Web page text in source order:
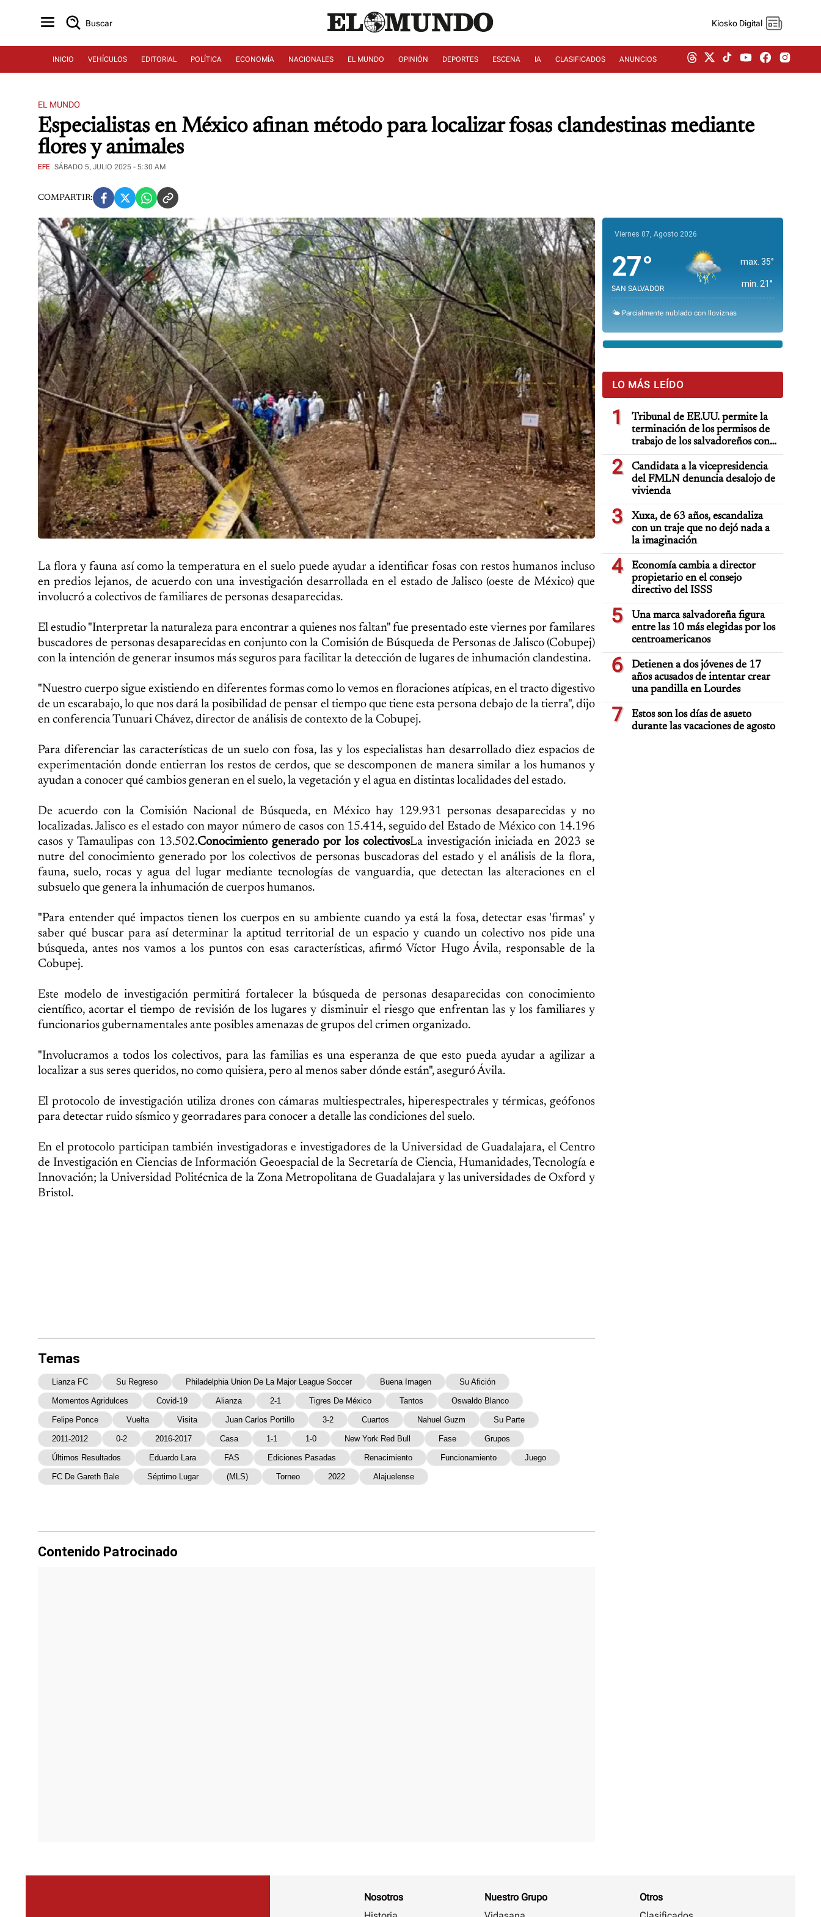
Buscar Kiosko Digital
INICIO VEHÍCULOS EDITORIAL POLÍTICA ECONOMÍA NACIONALES EL MUNDO OPINIÓN DEPORTES ESCENA IA CLASIFICADOS ANUNCIOS
EL MUNDO
Especialistas en México afinan método para localizar fosas clandestinas mediante
flores y animales
EFE SÁBADO 5, JULIO 2025 - 5:30 AM
COMPARTIR:
La flora y fauna así como la temperatura en el suelo puede ayudar a identificar fosas con restos humanos incluso
en predios lejanos, de acuerdo con una investigación desarrollada en el estado de Jalisco (oeste de México) que
involucró a colectivos de familiares de personas desaparecidas.
El estudio "Interpretar la naturaleza para encontrar a quienes nos faltan" fue presentado este viernes por familares
buscadores de personas desaparecidas en conjunto con la Comisión de Búsqueda de Personas de Jalisco (Cobupej)
con la intención de generar insumos más seguros para facilitar la detección de lugares de inhumación clandestina.
"Nuestro cuerpo sigue existiendo en diferentes formas como lo vemos en floraciones atípicas, en el tracto digestivo
de un escarabajo, lo que nos dará la posibilidad de pensar el tiempo que tiene esta persona debajo de la tierra", dijo
en conferencia Tunuari Chávez, director de análisis de contexto de la Cobupej.
Para diferenciar las características de un suelo con fosa, las y los especialistas han desarrollado diez espacios de
experimentación donde entierran los restos de cerdos, que se descomponen de manera similar a los humanos y
ayudan a conocer qué cambios generan en el suelo, la vegetación y el agua en distintas localidades del estado.
De acuerdo con la Comisión Nacional de Búsqueda, en México hay 129.931 personas desaparecidas y no
localizadas. Jalisco es el estado con mayor número de casos con 15.414, seguido del Estado de México con 14.196
casos y Tamaulipas con 13.502.Conocimiento generado por los colectivosLa investigación iniciada en 2023 se
nutre del conocimiento generado por los colectivos de personas buscadoras del estado y el análisis de la flora,
fauna, suelo, rocas y agua del lugar mediante tecnologías de vanguardia, que detectan las alteraciones en el
subsuelo que genera la inhumación de cuerpos humanos.
"Para entender qué impactos tienen los cuerpos en su ambiente cuando ya está la fosa, detectar esas 'firmas' y
saber qué buscar para así determinar la aptitud territorial de un espacio y cuando un colectivo nos pide una
búsqueda, antes nos vamos a los puntos con esas características, afirmó Víctor Hugo Ávila, responsable de la
Cobupej.
Este modelo de investigación permitirá fortalecer la búsqueda de personas desaparecidas con conocimiento
científico, acortar el tiempo de revisión de los lugares y disminuir el riesgo que enfrentan las y los familiares y
funcionarios gubernamentales ante posibles amenazas de grupos del crimen organizado.
"Involucramos a todos los colectivos, para las familias es una esperanza de que esto pueda ayudar a agilizar a
localizar a sus seres queridos, no como quisiera, pero al menos saber dónde están", aseguró Ávila.
El protocolo de investigación utiliza drones con cámaras multiespectrales, hiperespectrales y térmicas, geófonos
para detectar ruido sísmico y georradares para conocer a detalle las condiciones del suelo.
En el protocolo participan también investigadoras e investigadores de la Universidad de Guadalajara, el Centro
de Investigación en Ciencias de Información Geoespacial de la Secretaría de Ciencia, Humanidades, Tecnología e
Innovación; la Universidad Politécnica de la Zona Metropolitana de Guadalajara y las universidades de Oxford y
Bristol.
Temas
Lianza FC Su Regreso Philadelphia Union De La Major League Soccer Buena Imagen Su Afición
Momentos Agridulces Covid-19 Alianza 2-1 Tigres De México Tantos Oswaldo Blanco
Felipe Ponce Vuelta Visita Juan Carlos Portillo 3-2 Cuartos Nahuel Guzm Su Parte
2011-2012 0-2 2016-2017 Casa 1-1 1-0 New York Red Bull Fase Grupos
Últimos Resultados Eduardo Lara FAS Ediciones Pasadas Renacimiento Funcionamiento Juego
FC De Gareth Bale Séptimo Lugar (MLS) Torneo 2022 Alajuelense
Contenido Patrocinado
Viernes 07, Agosto 2026
27°
SAN SALVADOR
max. 35°
min. 21°
🌤️ Parcialmente nublado con lloviznas
LO MÁS LEÍDO
1
Tribunal de EE.UU. permite la
terminación de los permisos de
trabajo de los salvadoreños con
TPS
2
Candidata a la vicepresidencia
del FMLN denuncia desalojo de
vivienda
3
Xuxa, de 63 años, escandaliza
con un traje que no dejó nada a
la imaginación
4
Economía cambia a director
propietario en el consejo
directivo del ISSS
5
Una marca salvadoreña figura
entre las 10 más elegidas por los
centroamericanos
6
Detienen a dos jóvenes de 17
años acusados de intentar crear
una pandilla en Lourdes
7
Estos son los días de asueto
durante las vacaciones de agosto
Nosotros
Nuestro Grupo
Otros